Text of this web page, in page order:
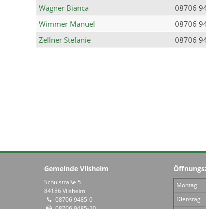
Wagner Bianca
08706
Wimmer Manuel
08706
Zellner Stefanie
08706
Gemeinde Vilsheim
Schulstraße 5
84186 Vilsheim
08706 9485-0
Montag
Dienstag